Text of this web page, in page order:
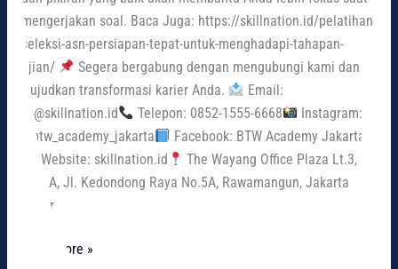
mengerjakan soal. Baca Juga: https://skillnation.id/pelatihan-
seleksi-asn-persiapan-tepat-untuk-menghadapi-tahapan-
ujian/
Segera bergabung dengan mengubungi kami dan
wujudkan transformasi karier Anda.
Email:
cs@skillnation.id
Telepon: 0852-1555-6668
Instagram:
@btw_academy_jakarta
Facebook: BTW Academy Jakarta
Website: skillnation.id
The Wayang Office Plaza Lt.3,
Kav. A, Jl. Kedondong Raya No.5A, Rawamangun, Jakarta
Timur
Read More »